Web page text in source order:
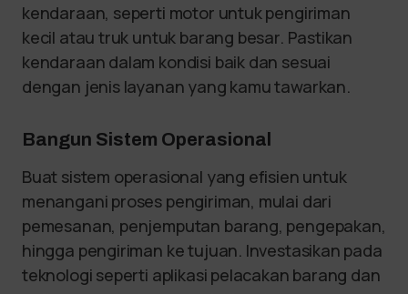
kendaraan, seperti motor untuk pengiriman
kecil atau truk untuk barang besar. Pastikan
kendaraan dalam kondisi baik dan sesuai
dengan jenis layanan yang kamu tawarkan.
Bangun Sistem Operasional
Buat sistem operasional yang efisien untuk
menangani proses pengiriman, mulai dari
pemesanan, penjemputan barang, pengepakan,
hingga pengiriman ke tujuan. Investasikan pada
teknologi seperti aplikasi pelacakan barang dan